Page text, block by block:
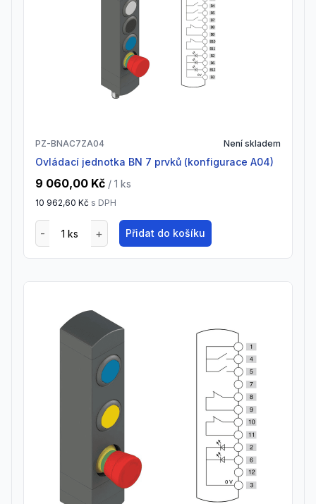
PZ-BNAC7ZA04 Není skladem
Ovládací jednotka BN 7 prvků (konfigurace A04)
9 060,00 Kč / 1 ks
10 962,60 Kč s DPH
Přidat do košíku